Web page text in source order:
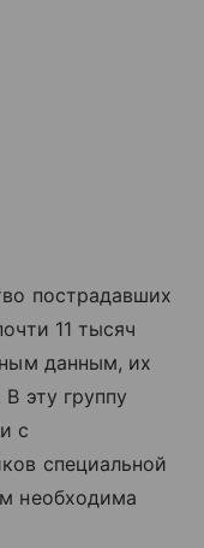
пострадавших
11 тысяч
данным, их
эту группу
с
специальной
необходима